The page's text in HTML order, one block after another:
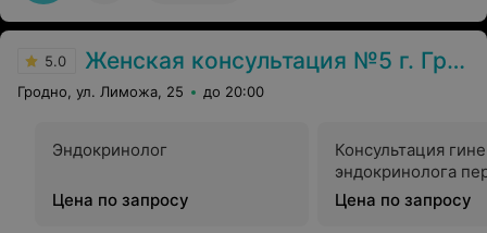
5.0 Женская консультация №5 г. Гродно
Гродно, ул. Лиможа, 25 до 20:00
Эндокринолог
Цена по запросу
Консультация
эндокринолога
Цена по запросу